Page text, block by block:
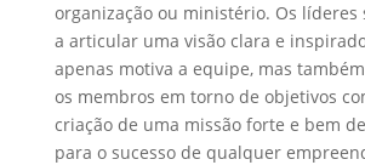
organização ou ministério. Os líderes
a articular uma visão clara e
apenas motiva a equipe, mas
os membros em torno de objetivos
criação de uma missão forte e bem
para o sucesso de qualquer